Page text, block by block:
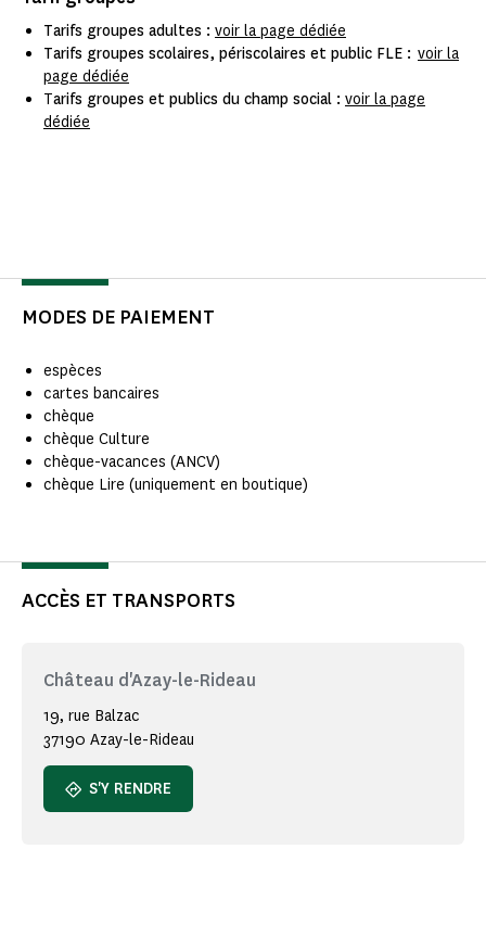
Tarifs groupes adultes : voir la page dédiée
Tarifs groupes scolaires, périscolaires et public FLE : voir la
page dédiée
Tarifs groupes et publics du champ social : voir la page
dédiée
MODES DE PAIEMENT
espèces
cartes bancaires
chèque
chèque Culture
chèque-vacances (ANCV)
chèque Lire (uniquement en boutique)
ACCÈS ET TRANSPORTS
Château d'Azay-le-Rideau
19, rue Balzac
37190 Azay-le-Rideau
S'Y RENDRE